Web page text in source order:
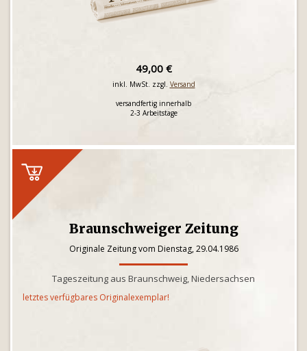
49,00 €
inkl. MwSt. zzgl. Versand
versandfertig innerhalb
2-3 Arbeitstage
Braunschweiger Zeitung
Originale Zeitung vom Dienstag, 29.04.1986
Tageszeitung aus Braunschweig, Niedersachsen
letztes verfügbares Originalexemplar!